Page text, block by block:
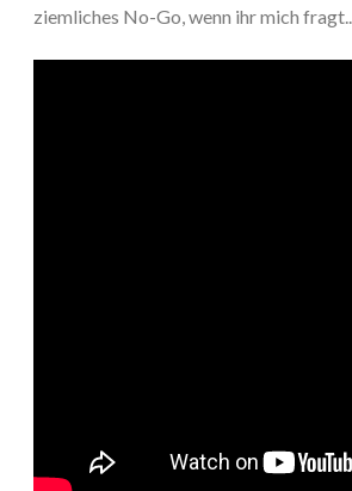
ziemliches No-Go, wenn ihr mich fragt..